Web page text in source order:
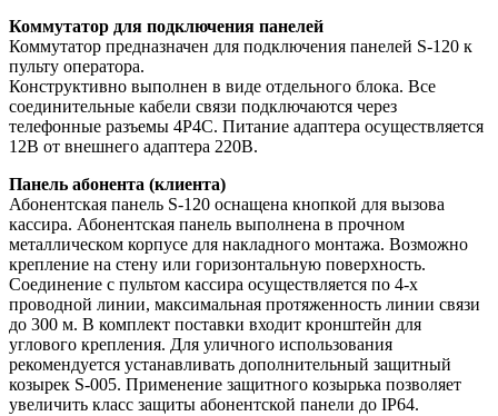
Коммутатор для подключения панелей
Коммутатор предназначен для подключения панелей S-120 к
пульту оператора.
Конструктивно выполнен в виде отдельного блока. Все
соединительные кабели связи подключаются через
телефонные разъемы 4Р4С. Питание адаптера осуществляется
12В от внешнего адаптера 220В.
Панель абонента (клиента)
Абонентская панель S-120 оснащена кнопкой для вызова
кассира. Абонентская панель выполнена в прочном
металлическом корпусе для накладного монтажа. Возможно
крепление на стену или горизонтальную поверхность.
Соединение с пультом кассира осуществляется по 4-х
проводной линии, максимальная протяженность линии связи
до 300 м. В комплект поставки входит кронштейн для
углового крепления. Для уличного использования
рекомендуется устанавливать дополнительный защитный
козырек S-005. Применение защитного козырька позволяет
увеличить класс защиты абонентской панели до IP64.